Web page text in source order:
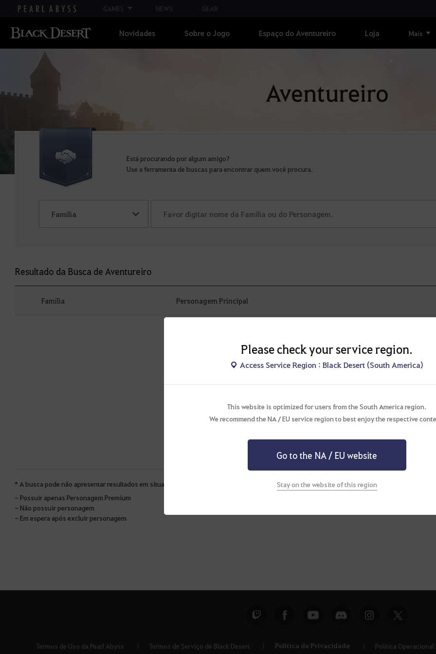
GAMES NEWS GEAR
Please check your service region.
Access Service Region : Black Desert (South America)
This website is optimized for users from the South America region.
We recommend the NA / EU service region to best enjoy the respective
Go to the NA / EU website
Stay on the website of this region
Novidades Sobre o Jogo Espaço do Aventureiro Loja Mais
Aventureiro
Está procurando por algum amigo?
Use a ferramenta de buscas para encontrar quem você procura.
Resultado da Busca de Aventureiro
Família Personagem Principal
A busca não apresentou nenhum resultado.
* A busca pode não apresentar resultados em situações especiais.
- Possuir apenas Personagem Premium
- Não possuir personagem
- Em espera após excluir personagem
Termos de Uso da Pearl Abyss Termos de Serviço de Black Desert Política de Privacidade Política Operacional